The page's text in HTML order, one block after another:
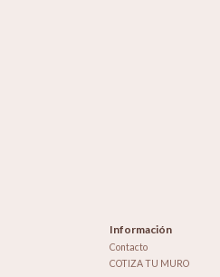
Información
Contacto
COTIZA TU MURO